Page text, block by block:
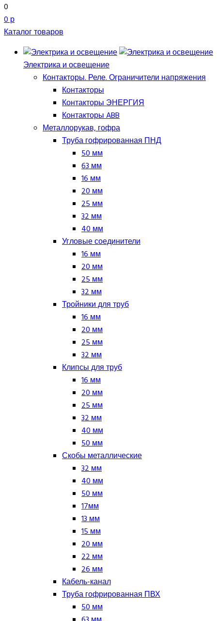
0
0 р
Каталог товаров
Электрика и освещение
Контакторы. Реле. Ограничители напряжения
Контакторы
Контакторы ЭНЕРГИЯ
Контакторы ABB
Металлорукав, гофра
Труба гофрированная ПНД
50 мм
63 мм
16 мм
20 мм
25 мм
32 мм
40 мм
Угловые соединители
16 мм
20 мм
25 мм
32 мм
Тройники для труб
16 мм
20 мм
25 мм
32 мм
Клипсы для труб
16 мм
20 мм
25 мм
32 мм
40 мм
50 мм
Скобы металлические
32 мм
40 мм
50 мм
17мм
13 мм
15 мм
20 мм
22 мм
26 мм
Кабель-канал
Труба гофрированная ПВХ
50 мм